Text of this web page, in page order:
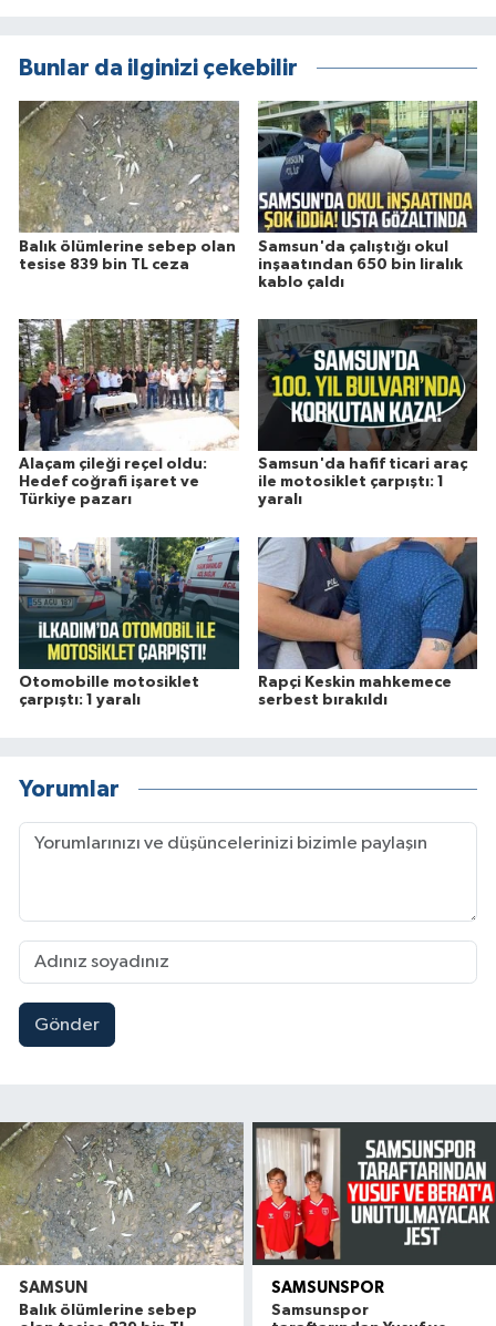
Bunlar da ilginizi çekebilir
Balık ölümlerine sebep olan
tesise 839 bin TL ceza
Samsun'da çalıştığı okul
inşaatından 650 bin liralık
kablo çaldı
Alaçam çileği reçel oldu:
Hedef coğrafi işaret ve
Türkiye pazarı
Samsun'da hafif ticari araç
ile motosiklet çarpıştı: 1
yaralı
Otomobille motosiklet
çarpıştı: 1 yaralı
Rapçi Keskin mahkemece
serbest bırakıldı
Yorumlar
Gönder
SAMSUN
Balık ölümlerine sebep
SAMSUNSPOR
Samsunspor